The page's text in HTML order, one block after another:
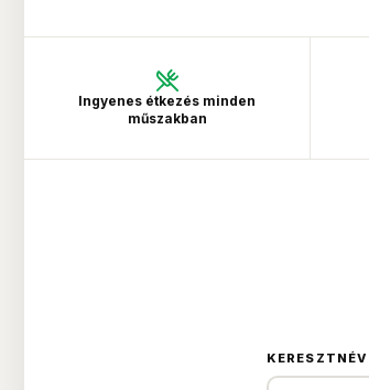
Ingyenes étkezés minden
műszakban
KERESZTNÉV